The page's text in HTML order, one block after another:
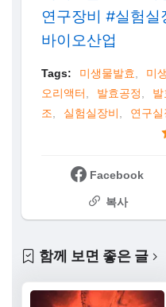
연구장비 #실험
바이오산업
Tags: 미생물발효 미
오리액터
발효공정
조
실험실장비
연구실
Facebook
복사
함께 보면 좋은 글